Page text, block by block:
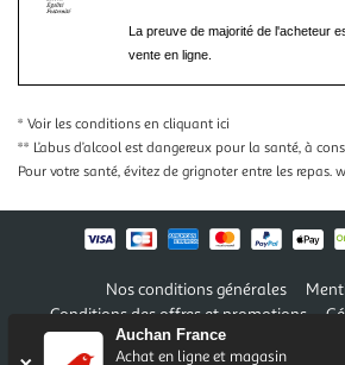
Auchan France
Achat en ligne et magasin
La preuve de majorité de l'acheteur
vente en ligne.
* Voir les conditions en cliquant ici
** L’abus d’alcool est dangereux pour la santé, à
Pour votre santé, évitez de grignoter entre les repas.
Nos conditions générales
Conditions des offres et promotions
Politique de confidentialité